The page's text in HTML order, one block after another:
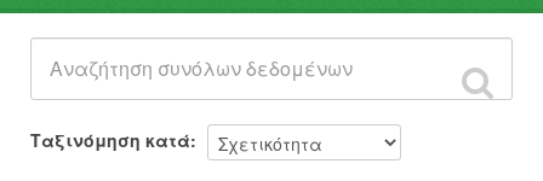
Φορείς
Ομάδες
Σχετικά
Ταξινόμηση κατά